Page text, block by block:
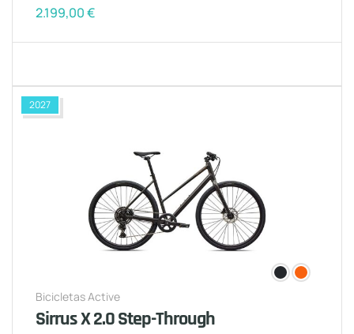
2.199,00€
2027
Bicicletas Active
Sirrus X 2.0 Step-Through